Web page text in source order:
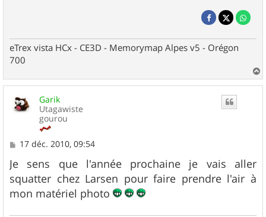
eTrex vista HCx - CE3D - Memorymap Alpes v5 - Orégon
700
a
u
Garik
Utagawiste
gourou
M
s
s
a
g
e
17 déc. 2010, 09:54
Je sens que l'année prochaine je vais aller
squatter chez Larsen pour faire prendre l'air à
mon matériel photo